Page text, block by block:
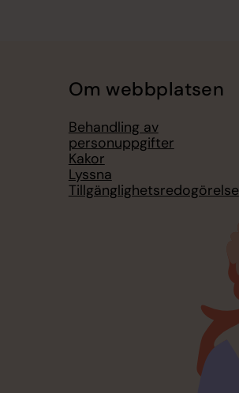
Om webbplatsen
Behandling av
personuppgifter
Kakor
Lyssna
Tillgänglighetsredogörelse